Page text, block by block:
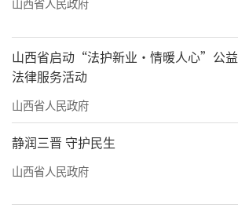
山西省启动“法护新业·情暖人心”公益
法律服务活动
山西省人民政府
静润三晋 守护民生
山西省人民政府